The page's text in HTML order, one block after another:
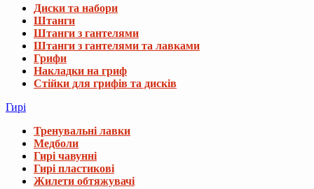
Диски та набори
Штанги
Штанги з гантелями
Штанги з гантелями та лавками
Грифи
Накладки на гриф
Стійки для грифів та дисків
Гирі
Тренувальні лавки
Медболи
Гирі чавунні
Гирі пластикові
Жилети обтяжувачі